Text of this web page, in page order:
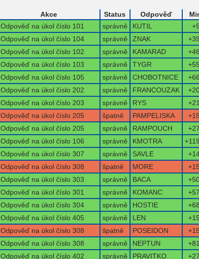
Akce Status Odpověď
Odpověď na úkol číslo 101 správně KUTIL
Odpověď na úkol číslo 104 správně ZNAK
Odpověď na úkol číslo 102 správně KAMARAD
Odpověď na úkol číslo 103 správně TYGR
Odpověď na úkol číslo 105 správně CHOBOTNICE
Odpověď na úkol číslo 202 správně FRANCOUZAK
Odpověď na úkol číslo 203 správně RYS
Odpověď na úkol číslo 205 špatně PAMPELISKA
Odpověď na úkol číslo 205 správně RAMPOUCH
Odpověď na úkol číslo 106 správně KMOTRA
Odpověď na úkol číslo 307 správně SAVLE
Odpověď na úkol číslo 308 špatně MORE
Odpověď na úkol číslo 303 správně BACA
Odpověď na úkol číslo 301 správně KOMANC
Odpověď na úkol číslo 304 správně HOSTIE
Odpověď na úkol číslo 405 správně LEN
Odpověď na úkol číslo 308 špatně POSEIDON
Odpověď na úkol číslo 308 správně NEPTUN
Odpověď na úkol číslo 402 správně PRAVITKO